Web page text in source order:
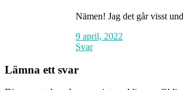
Nämen! Jag det går visst
9 april, 2022
Svar
Lämna ett svar